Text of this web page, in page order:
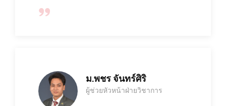
ม.พชร จันทร์ศิริ
ผู้ช่วยหัวหน้าฝ่ายวิชาการ